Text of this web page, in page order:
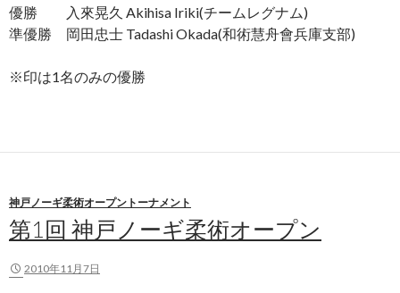
優勝 入來晃久 Akihisa Iriki(チームレグナム)
準優勝 岡田忠士 Tadashi Okada(和術慧舟會兵庫支部)
※印は1名のみの優勝
神戸ノーギ柔術オープントーナメント
第1回 神戸ノーギ柔術オープン
2010年11月7日